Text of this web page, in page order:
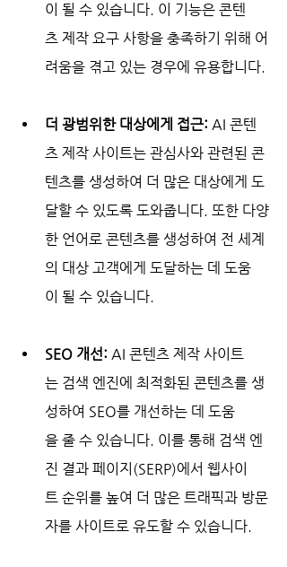
이 될 수 있습니다. 이 기능은 콘텐
츠 제작 요구 사항을 충족하기 위해 어
려움을 겪고 있는 경우에 유용합니다.
더 광범위한 대상에게 접근: AI 콘텐
츠 제작 사이트는 관심사와 관련된 콘
텐츠를 생성하여 더 많은 대상에게 도
달할 수 있도록 도와줍니다. 또한 다양
한 언어로 콘텐츠를 생성하여 전 세계
의 대상 고객에게 도달하는 데 도움
이 될 수 있습니다.
SEO 개선: AI 콘텐츠 제작 사이트
는 검색 엔진에 최적화된 콘텐츠를 생
성하여 SEO를 개선하는 데 도움
을 줄 수 있습니다. 이를 통해 검색 엔
진 결과 페이지(SERP)에서 웹사이
트 순위를 높여 더 많은 트래픽과 방문
자를 사이트로 유도할 수 있습니다.